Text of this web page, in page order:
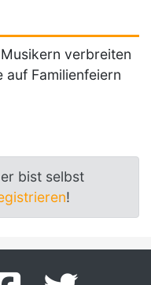
verbreiten
auf Familienfeiern
bist selbst
!